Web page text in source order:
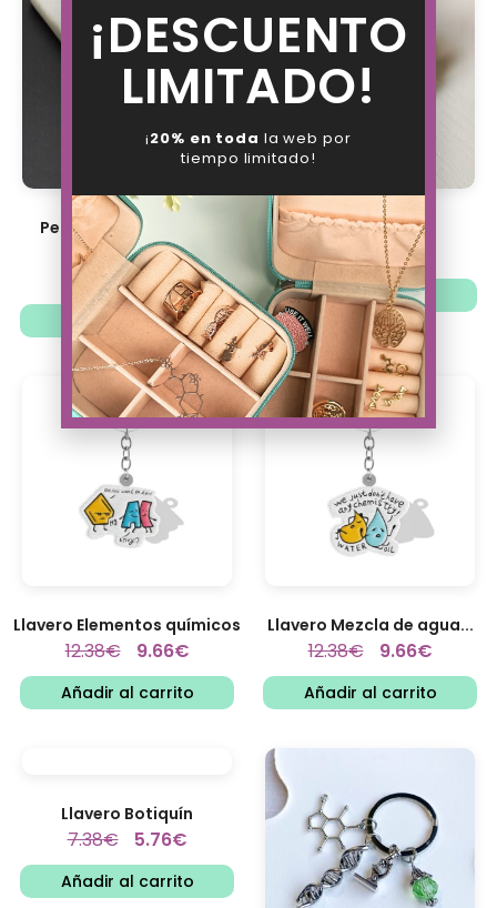
Pendientes de Reglas
14.88€
11.61€
Ver opciones
Pin My Constant
8.63€ 6.73€
Añadir al carrito
Llavero Elementos químicos
12.38€ 9.66€
Añadir al carrito
Llavero Mezcla de agua...
12.38€ 9.66€
Añadir al carrito
Llavero Botiquín
7.38€ 5.76€
Añadir al carrito
¡DESCUENTO
LIMITADO!
¡20% en toda la web por
tiempo limitado!